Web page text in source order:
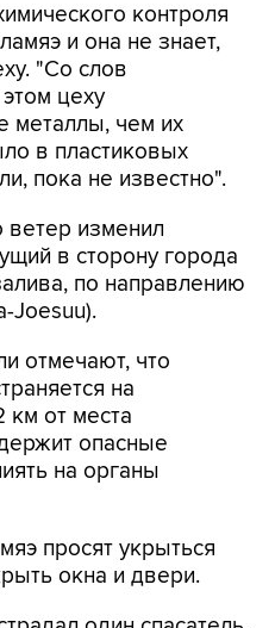
контроля
и она не знает,
"Со слов
цеху
металлы, чем их
в пластиковых
пока не известно".
ветер изменил
в сторону города
по направлению
Joesuu).
отмечают, что
на
км от места
опасные
на органы
просят укрыться
окна и двери.